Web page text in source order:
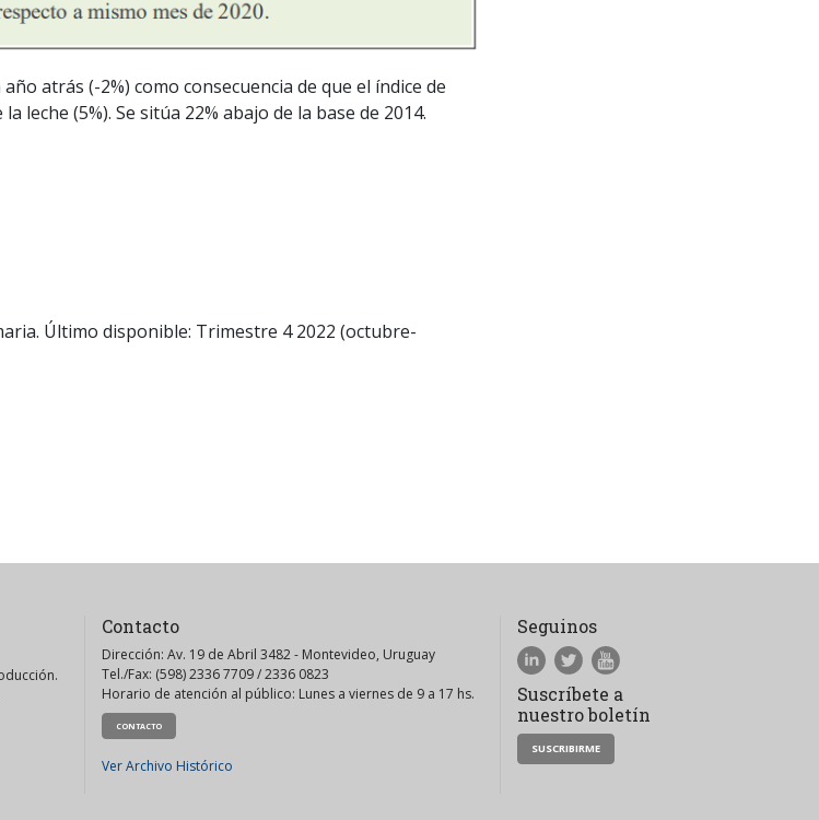
atrás (-2%) como consecuencia de que el índice de
leche (5%). Se sitúa 22% abajo de la base de 2014.
Último disponible: Trimestre 4 2022 (octubre-
Contacto
Dirección: Av. 19 de Abril 3482 - Montevideo, Uruguay
Tel./Fax: (598) 2336 7709 / 2336 0823
Horario de atención al público: Lunes a viernes de 9 a 17 hs.
CONTACTO
Ver Archivo Histórico
Seguinos
Suscríbete a
nuestro boletín
SUSCRIBIRME